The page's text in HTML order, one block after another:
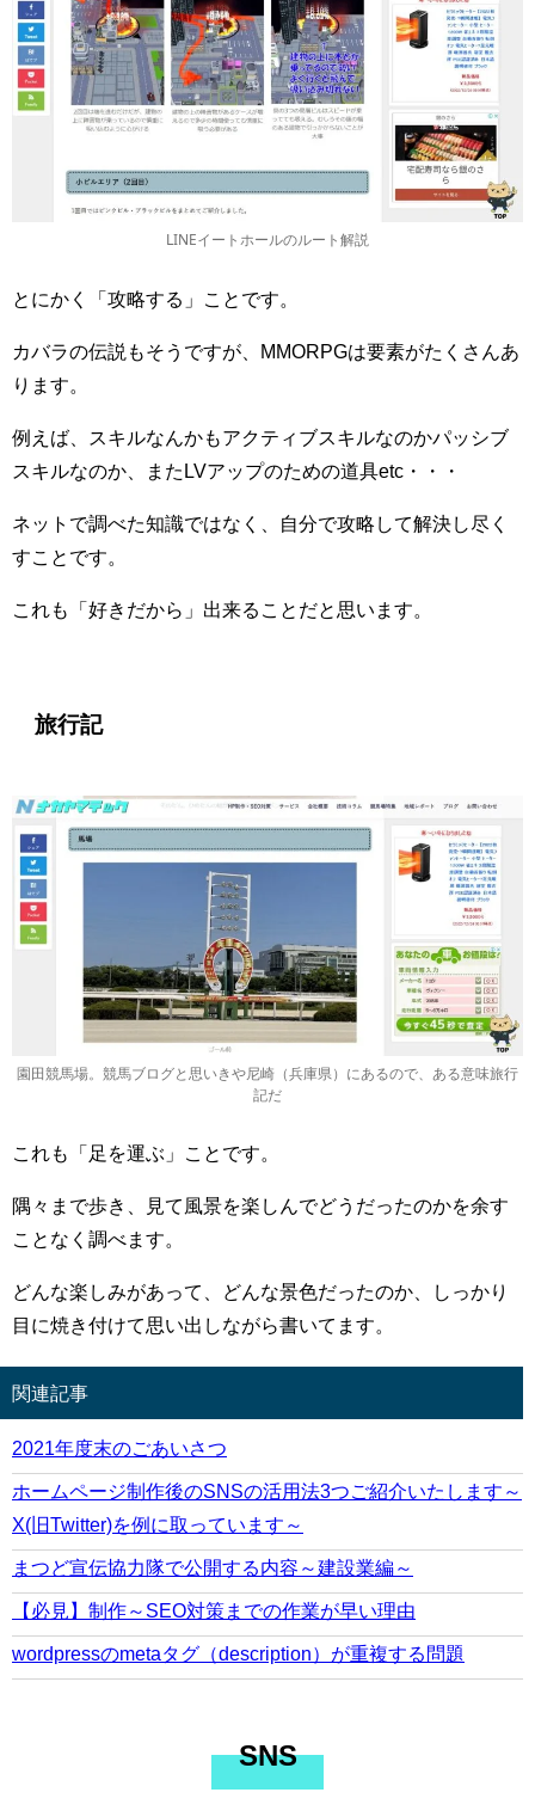
LINEイートホールのルート解説
とにかく「攻略する」ことです。
カバラの伝説もそうですが、MMORPGは要素がたくさんあ
ります。
例えば、スキルなんかもアクティブスキルなのかパッシブ
スキルなのか、またLVアップのための道具etc・・・
ネットで調べた知識ではなく、自分で攻略して解決し尽く
すことです。
これも「好きだから」出来ることだと思います。
旅行記
園田競馬場。競馬ブログと思いきや尼崎（兵庫県）にあるので、ある意味旅行
記だ
これも「足を運ぶ」ことです。
隅々まで歩き、見て風景を楽しんでどうだったのかを余す
ことなく調べます。
どんな楽しみがあって、どんな景色だったのか、しっかり
目に焼き付けて思い出しながら書いてます。
関連記事
2021年度末のごあいさつ
ホームページ制作後のSNSの活用法3つご紹介いたします～
X(旧Twitter)を例に取っています～
まつど宣伝協力隊で公開する内容～建設業編～
【必見】制作～SEO対策までの作業が早い理由
wordpressのmetaタグ（description）が重複する問題
SNS